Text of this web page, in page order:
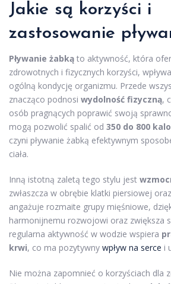
Jakie są korzyści i
zastosowanie
Pływanie żabką to aktywność, która
zdrowotnych i fizycznych korzyści,
ogólną kondycję organizmu. Przede
znacząco podnosi wydolność fizyczną,
osób pragnących poprawić swoją
mogą pozwolić spalić od 350 do 800
czyni pływanie żabką efektywnym
ciała.
Inną istotną zaletą tego stylu jest
zwłaszcza w obrębie klatki piersiowej
angażuje rozmaite grupy mięśniowe,
harmonijnemu rozwojowi oraz zwiększa
regularna aktywność w wodzie wspiera
krwi, co ma pozytywny wpływ na serce i
Nie można zapomnieć o korzyściach dla